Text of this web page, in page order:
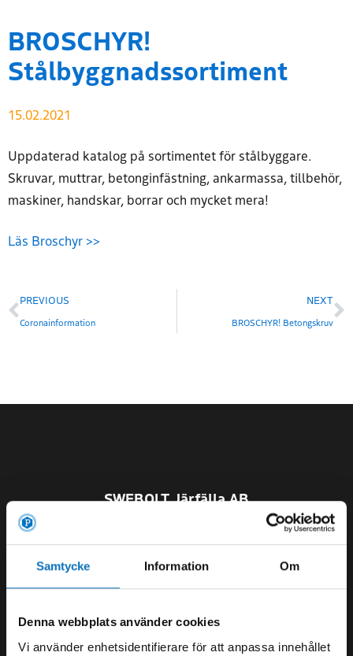
Samtycke Information Om
Denna webbplats använder cookies
Vi använder enhetsidentifierare för att anpassa innehållet
BROSCHYR!
Stålbyggnadssortiment
15.02.2021
Uppdaterad katalog på sortimentet för stålbyggare.
Skruvar, muttrar, betonginfästning, ankarmassa, tillbehör,
maskiner, handskar, borrar och mycket mera!
Läs Broschyr >>
PREVIOUS
Coronainformation
NEXT
BROSCHYR! Betongskruv
SWEBOLT Järfälla AB
Org.nr
D-U-N-S nr 357293216
Öppettider kontor:
Mån-Tor 07.30 – 16.00